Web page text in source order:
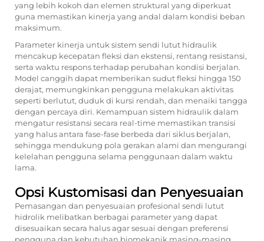
yang lebih kokoh dan elemen struktural yang diperkuat
guna memastikan kinerja yang andal dalam kondisi beban
maksimum.
Parameter kinerja untuk sistem sendi lutut hidraulik
mencakup kecepatan fleksi dan ekstensi, rentang resistansi,
serta waktu respons terhadap perubahan kondisi berjalan.
Model canggih dapat memberikan sudut fleksi hingga 150
derajat, memungkinkan pengguna melakukan aktivitas
seperti berlutut, duduk di kursi rendah, dan menaiki tangga
dengan percaya diri. Kemampuan sistem hidraulik dalam
mengatur resistansi secara real-time memastikan transisi
yang halus antara fase-fase berbeda dari siklus berjalan,
sehingga mendukung pola gerakan alami dan mengurangi
kelelahan pengguna selama penggunaan dalam waktu
lama.
Opsi Kustomisasi dan Penyesuaian
Pemasangan dan penyesuaian profesional sendi lutut
hidrolik melibatkan berbagai parameter yang dapat
disesuaikan secara halus agar sesuai dengan preferensi